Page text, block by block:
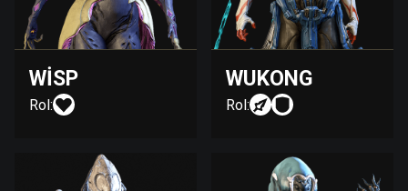
WISP
Rol:
WUKONG
Rol: